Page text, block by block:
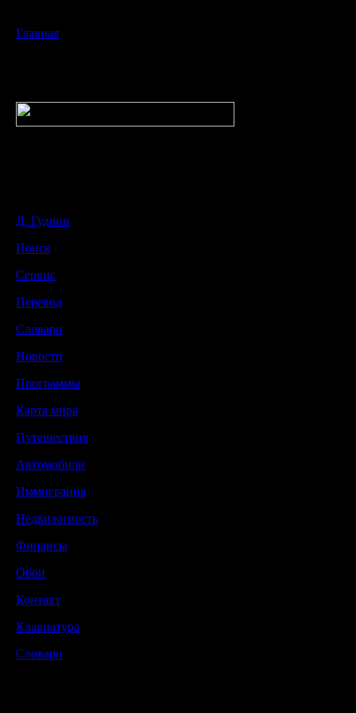
Главная
Д. Гудвин
Поиск
Сервис
Перевод
Словари
Новости
Программы
Карта мира
Путешествия
Автомобили
Иммиграция
Недвижимость
Финансы
Обои
Контакт
Клавиатура
Словари